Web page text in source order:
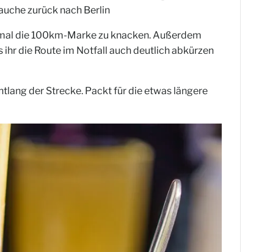
zurück nach Berlin
die 100km-Marke zu knacken. Außerdem
ihr die Route im Notfall auch deutlich abkürzen
der Strecke. Packt für die etwas längere